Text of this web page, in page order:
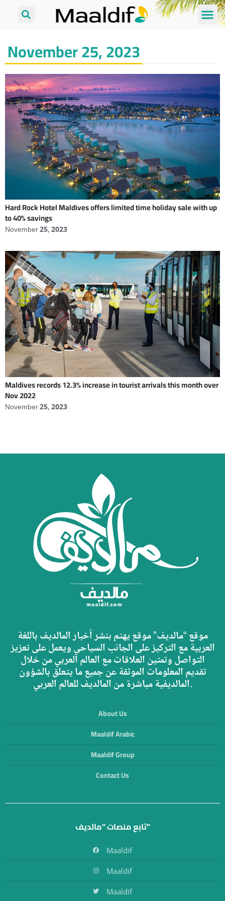
November 25, 2023
Hard Rock Hotel Maldives offers limited time holiday sale with up
to 40% savings
November 25, 2023
Maldives records 12.3% increase in tourist arrivals this month over
Nov 2022
November 25, 2023
موقع “مالديف” موقع يهتم بنشر أخبار المالديف باللغة
العربية مع التركيز على الجانب السياحي ويعمل على تعزيز
التواصل وتمتين العلاقات مع العالم العربي من خلال
تقديم المعلومات الموثقة عن جميع ما يتعلق بالشؤون
المالديفية مباشرة من المالديف للعالم العربي.
About Us
Maaldif Arabic
Maaldif Group
Contact Us
تابع منصات "مالديف"
Maaldif
Maaldif
Maaldif